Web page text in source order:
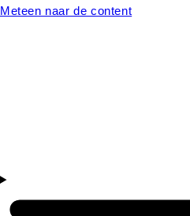
Meteen naar de content